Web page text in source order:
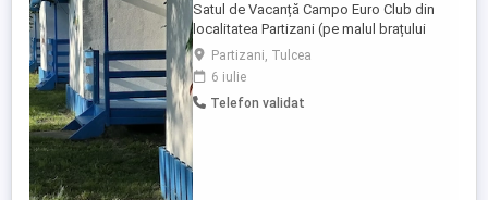
Satul de Vacanță Campo Euro Club din
localitatea Partizani (pe malul brațului
Sulina), județul Tulcea, își extinde echipa
pentru sezonul actual! Căutăm colegi
serioși și gospodari pentru următoarele
posturi: 1. AJUTOR DE OSPĂTAR - Ajutor
Partizani, Tulcea
6 iulie
Telefon validat